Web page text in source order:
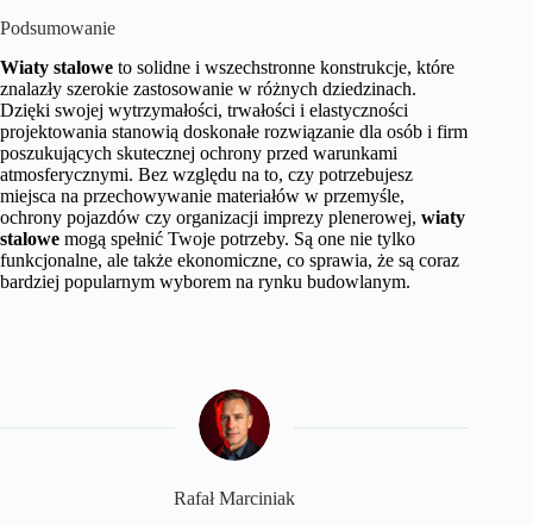
Podsumowanie
Wiaty stalowe to solidne i wszechstronne konstrukcje, które
znalazły szerokie zastosowanie w różnych dziedzinach.
Dzięki swojej wytrzymałości, trwałości i elastyczności
projektowania stanowią doskonałe rozwiązanie dla osób i firm
poszukujących skutecznej ochrony przed warunkami
atmosferycznymi. Bez względu na to, czy potrzebujesz
miejsca na przechowywanie materiałów w przemyśle,
ochrony pojazdów czy organizacji imprezy plenerowej, wiaty
stalowe mogą spełnić Twoje potrzeby. Są one nie tylko
funkcjonalne, ale także ekonomiczne, co sprawia, że są coraz
bardziej popularnym wyborem na rynku budowlanym.
Rafał Marciniak